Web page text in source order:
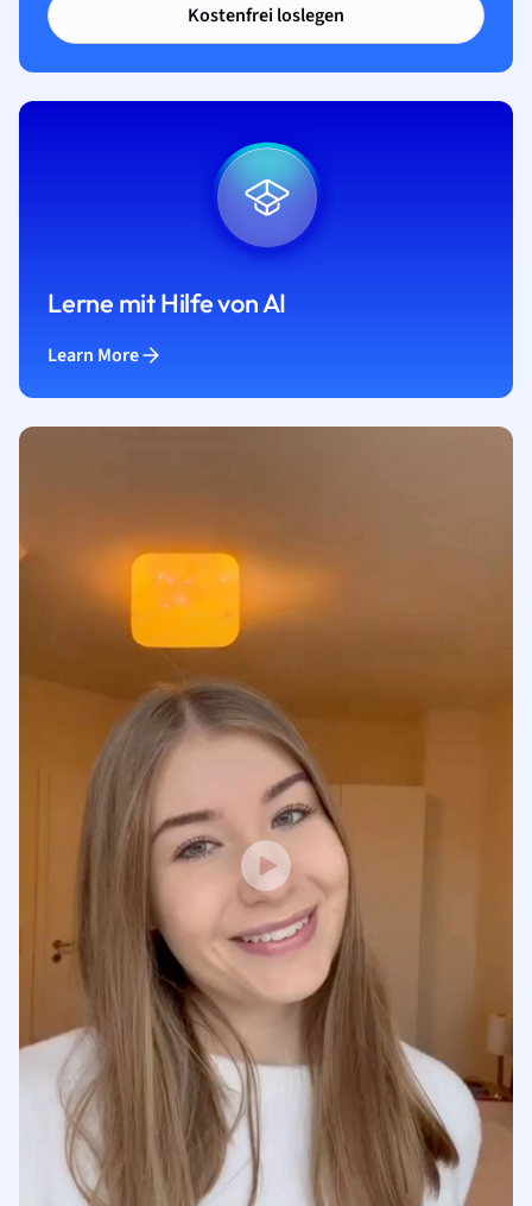
Kostenfrei loslegen
Lerne mit Hilfe von AI
Learn More